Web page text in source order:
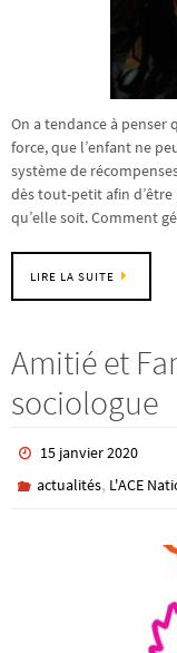
On a tendance à penser
force, que l’enfant ne
système de
dès tout-petit afin
qu’elle soit. Comment
LIRE LA SUITE
Amitié et
sociologue
15 janvier 2020
actualités, L'ACE